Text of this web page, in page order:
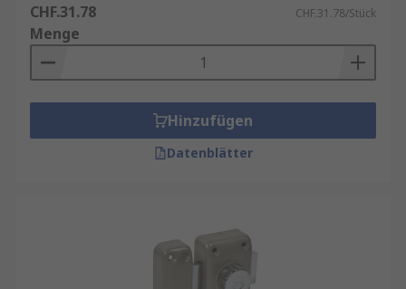
CHF.31.78 CHF.31.78/Stück
Menge
Hinzufügen
Datenblätter